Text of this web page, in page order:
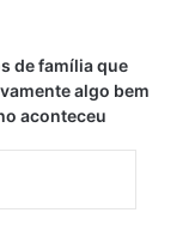
de família que
algo bem
aconteceu